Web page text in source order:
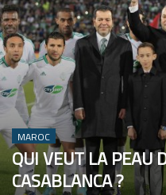
MAROC
QUI VEUT LA PEAU
CASABLANCA ?